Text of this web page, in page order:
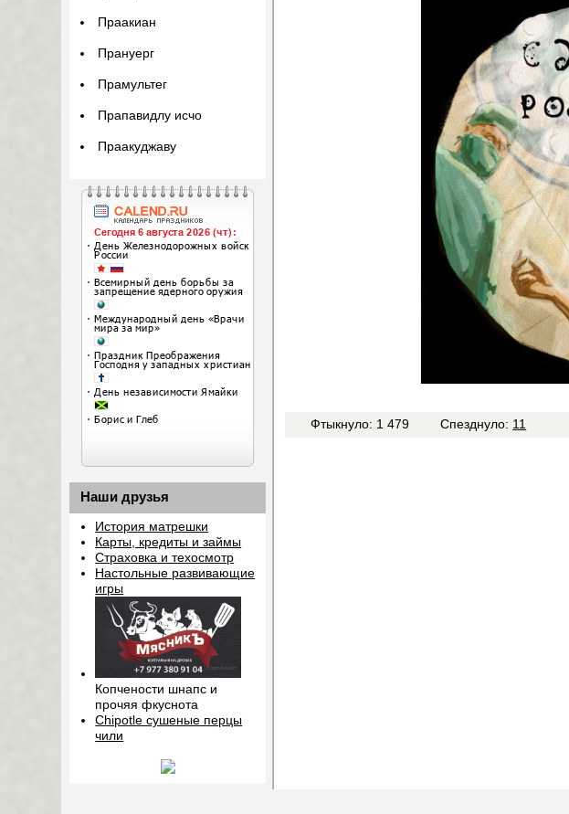
Фтыкнуло: 1 479 Спезднуло: 11
Праакиан
Прануерг
Прамультег
Прапавидлу исчо
Праакуджаву
Наши друзья
История матрешки
Карты, кредиты и займы
Страховка и техосмотр
Настольные развивающие
игры
Копчености шнапс и
прочяя фкуснота
Chipotle сушеные перцы
чили